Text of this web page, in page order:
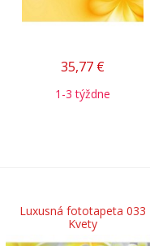
35,77 €
1-3 týždne
Luxusná fototapeta 033
Kvety